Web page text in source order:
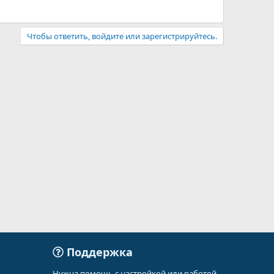
Чтобы ответить, войдите или зарегистрируйтесь.
Поддержка